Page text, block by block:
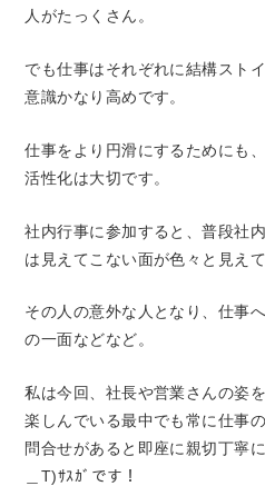
人がたっくさん。
でも仕事はそれぞれに結構スト
意識かなり高めです。
仕事をより円滑にするためにも
活性化は大切です。
社内行事に参加すると、普段社
は見えてこない面が色々と見えて
その人の意外な人となり、仕事
の一面などなど。
私は今回、社長や営業さんの姿
楽しんでいる最中でも常に仕事
問合せがあると即座に親切丁寧
＿T)ｻｽｶﾞです！